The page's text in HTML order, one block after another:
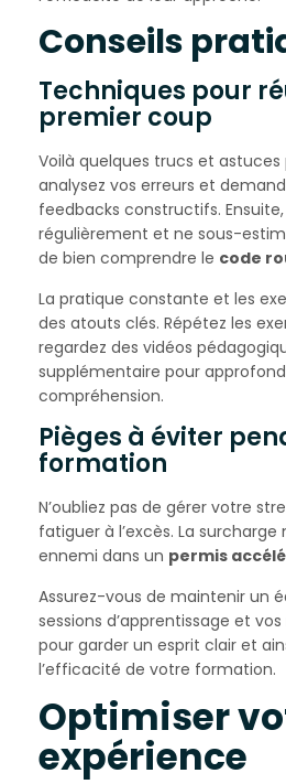
Conseils
Techniques pour
premier coup
Voilà quelques trucs et astuces
analysez vos erreurs et
feedbacks constructifs.
régulièrement et ne sous-
de bien comprendre le code
La pratique constante et les
des atouts clés. Répétez les
regardez des vidéos
supplémentaire pour
compréhension.
Pièges à éviter
formation
N’oubliez pas de gérer votre
fatiguer à l’excès. La
ennemi dans un permis
Assurez-vous de maintenir un
sessions d’apprentissage et
pour garder un esprit clair et
l’efficacité de votre formation.
Optimiser
expérience